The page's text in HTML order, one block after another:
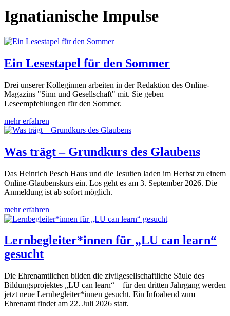
Ignatianische Impulse
Ein Lesestapel für den Sommer
Drei unserer Kolleginnen arbeiten in der Redaktion des Online-
Magazins "Sinn und Gesellschaft" mit. Sie geben
Leseempfehlungen für den Sommer.
mehr erfahren
Was trägt – Grundkurs des Glaubens
Das Heinrich Pesch Haus und die Jesuiten laden im Herbst zu einem
Online-Glaubenskurs ein. Los geht es am 3. September 2026. Die
Anmeldung ist ab sofort möglich.
mehr erfahren
Lernbegleiter*innen für „LU can learn“
gesucht
Die Ehrenamtlichen bilden die zivilgesellschaftliche Säule des
Bildungsprojektes „LU can learn“ – für den dritten Jahrgang werden
jetzt neue Lernbegleiter*innen gesucht. Ein Infoabend zum
Ehrenamt findet am 22. Juli 2026 statt.